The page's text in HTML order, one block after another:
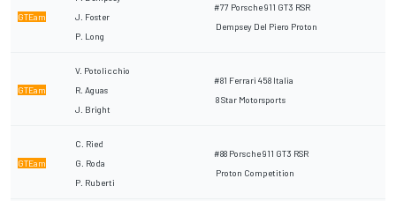
GTEam
J. Foster
P. Long
#77 Porsche 911 GT3 RSR
Dempsey Del Piero Proton
GTEam
V. Potolicchio
R. Aguas
J. Bright
#81 Ferrari 458 Italia
8 Star Motorsports
GTEam
C. Ried
G. Roda
P. Ruberti
#88 Porsche 911 GT3 RSR
Proton Competition